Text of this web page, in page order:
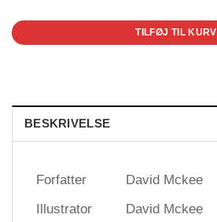
TILFØJ TIL KURV
BESKRIVELSE
Forfatter
David Mckee
Illustrator
David Mckee